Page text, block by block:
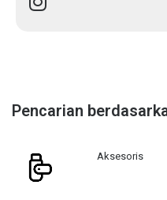
Pencarian
Aksesoris